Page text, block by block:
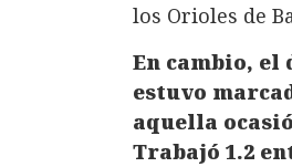
los Orioles de
En cambio, el
estuvo
aquella
Trabajó 1.2